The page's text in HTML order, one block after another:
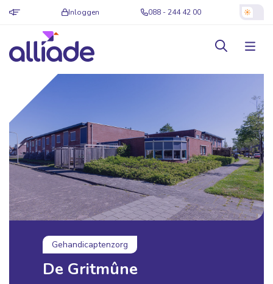
Inloggen 088 - 244 42 00
Gehandicaptenzorg
De Gritmûne